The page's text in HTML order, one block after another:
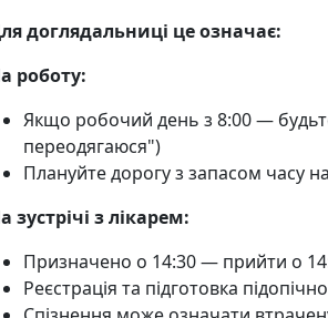
доглядальниці це означає:
роботу:
Якщо робочий день з 8:00 —
переодягаюся")
Плануйте дорогу з запасом часу
зустрічі з лікарем:
Призначено о 14:30 — прийти о
Реєстрація та підготовка